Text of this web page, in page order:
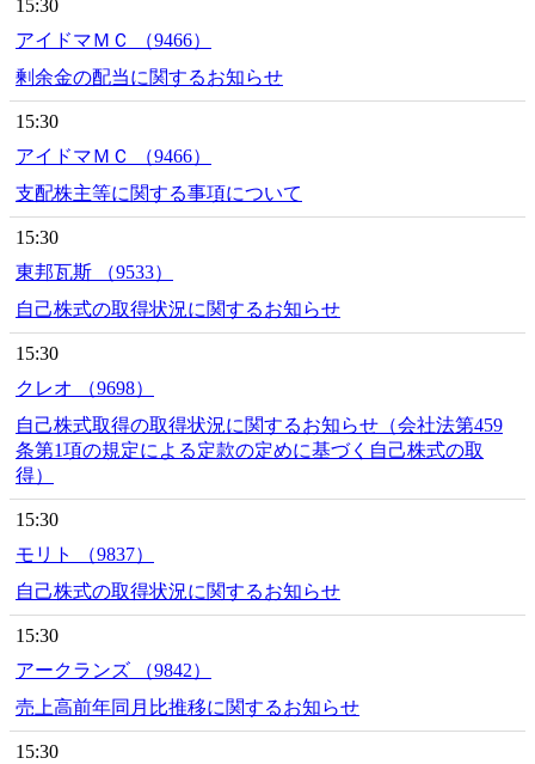
15:30
アイドマＭＣ （9466）
剰余金の配当に関するお知らせ
15:30
アイドマＭＣ （9466）
支配株主等に関する事項について
15:30
東邦瓦斯 （9533）
自己株式の取得状況に関するお知らせ
15:30
クレオ （9698）
自己株式取得の取得状況に関するお知らせ（会社法第459
条第1項の規定による定款の定めに基づく自己株式の取
得）
15:30
モリト （9837）
自己株式の取得状況に関するお知らせ
15:30
アークランズ （9842）
売上高前年同月比推移に関するお知らせ
15:30